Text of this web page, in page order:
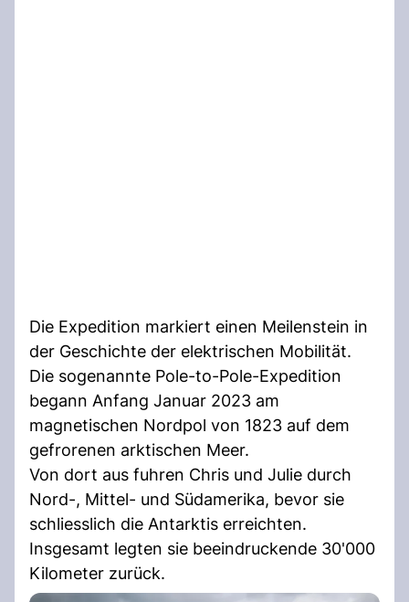
Die Expedition markiert einen Meilenstein in
der Geschichte der elektrischen Mobilität.
Die sogenannte Pole-to-Pole-Expedition
begann Anfang Januar 2023 am
magnetischen Nordpol von 1823 auf dem
gefrorenen arktischen Meer.
Von dort aus fuhren Chris und Julie durch
Nord-, Mittel- und Südamerika, bevor sie
schliesslich die Antarktis erreichten.
Insgesamt legten sie beeindruckende 30'000
Kilometer zurück.